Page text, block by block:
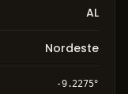
AL
Nordeste
-9.2275°